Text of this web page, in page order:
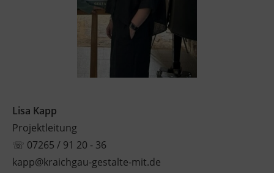
Lisa Kapp
Projektleitung
☏ 07265 / 91 20 - 36
kapp@kraichgau-gestalte-mit.de